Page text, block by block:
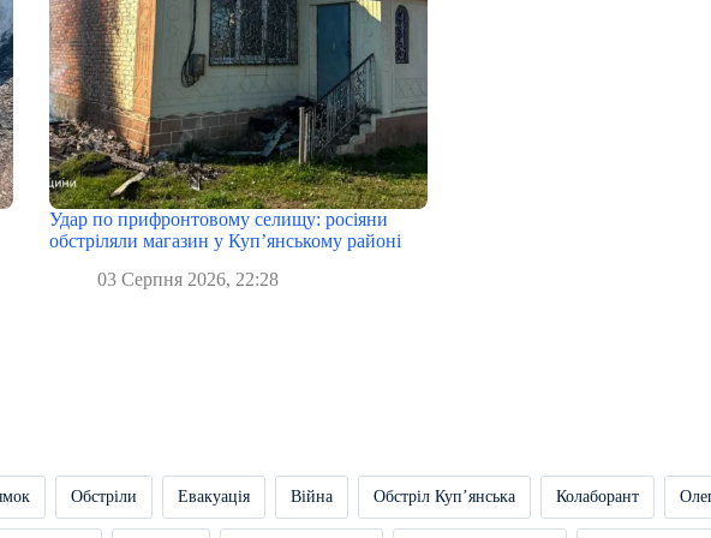
Удар по прифронтовому селищу: росіяни
обстріляли магазин у Куп’янському районі
03 Серпня 2026, 22:28
Обстріли Евакуація Війна Обстріл Купʼянська Колаборант